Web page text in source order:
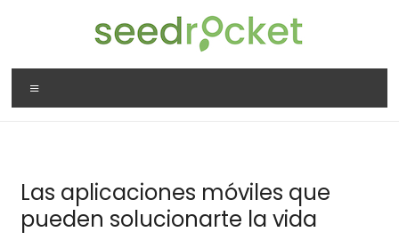
Las aplicaciones móviles que
pueden solucionarte la vida